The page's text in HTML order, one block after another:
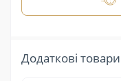
Додаткові товари